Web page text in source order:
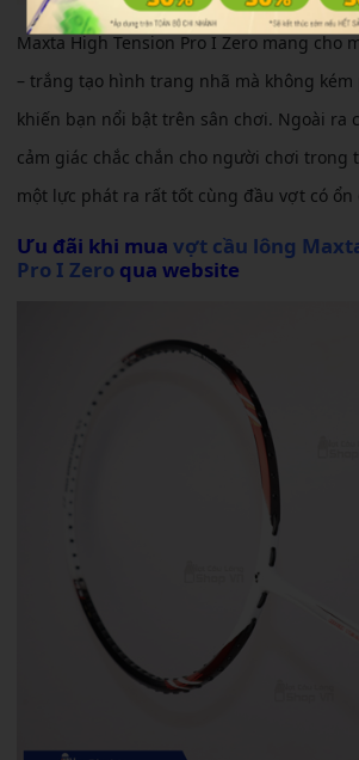
Maxta High Tension Pro I Zero mang cho
– trắng tạo hình trang nhã mà không kém
khiến bạn nổi bật trên sân chơi. Ngoài ra
cảm giác chắc chắn cho người chơi trong
một lực phát ra rất tốt cùng đầu vợt có ổn
Ưu đãi khi mua vợt cầu lông
Pro I Zero qua website